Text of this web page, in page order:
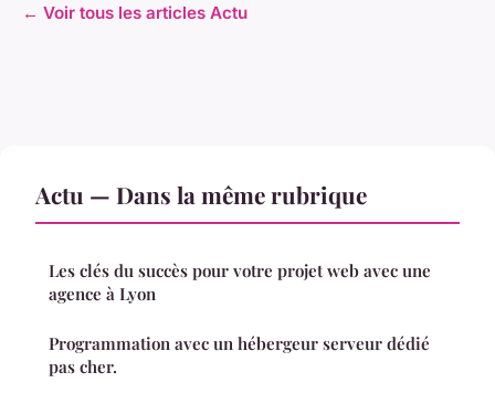
← Voir tous les articles Actu
Actu — Dans la même rubrique
Les clés du succès pour votre projet web avec une
agence à Lyon
Programmation avec un hébergeur serveur dédié
pas cher.